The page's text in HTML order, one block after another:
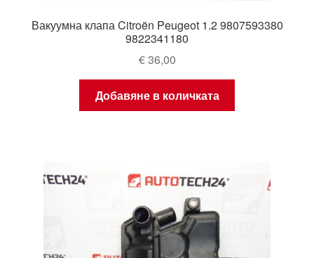
Вакуумна клапа Citroën Peugeot 1.2 9807593380
9822341180
€36,00
Добавяне в количката